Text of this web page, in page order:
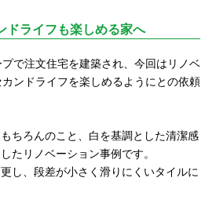
ドライフも楽しめる家へ
で注文住宅を建築され、今回はリノベ
ンドライフを楽しめるようにとの依頼
ちろんのこと、白を基調とした清潔感
たリノベーション事例です。
し、段差が小さく滑りにくいタイルに